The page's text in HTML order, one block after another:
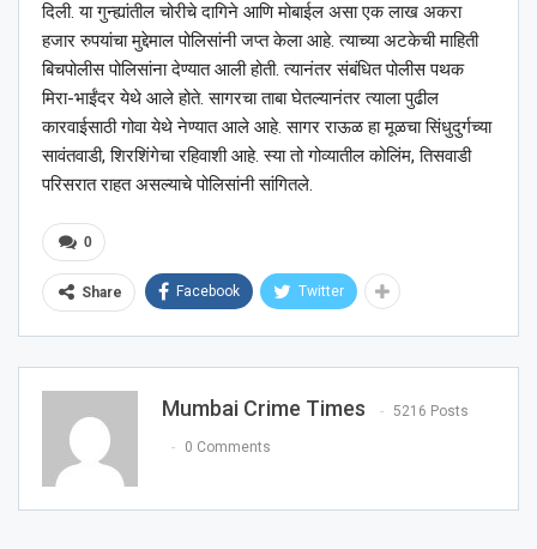
दिली. या गुन्ह्यांतील चोरीचे दागिने आणि मोबाईल असा एक लाख अकरा
हजार रुपयांचा मुद्देमाल पोलिसांनी जप्त केला आहे. त्याच्या अटकेची माहिती
बिचपोलीस पोलिसांना देण्यात आली होती. त्यानंतर संबंधित पोलीस पथक
मिरा-भाईंदर येथे आले होते. सागरचा ताबा घेतल्यानंतर त्याला पुढील
कारवाईसाठी गोवा येथे नेण्यात आले आहे. सागर राऊळ हा मूळचा सिंधुदुर्गच्या
सावंतवाडी, शिरशिंगेचा रहिवाशी आहे. स्या तो गोव्यातील कोलिंम, तिसवाडी
परिसरात राहत असल्याचे पोलिसांनी सांगितले.
0
Share Facebook Twitter
Mumbai Crime Times 5216 Posts
0 Comments